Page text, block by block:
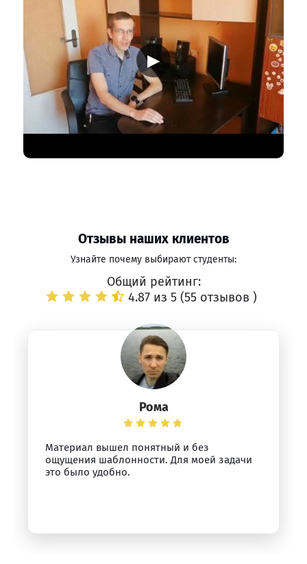
▶
Отзывы наших клиентов
Узнайте почему выбирают студенты:
Общий рейтинг:
4.87 из 5 (55 отзывов )
Рома
Материал вышел понятный и без
ощущения шаблонности. Для моей задачи
это было удобно.